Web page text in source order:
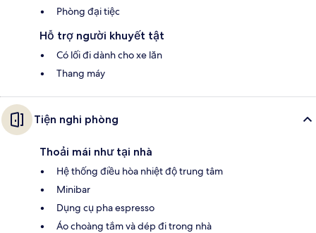
Phòng đại tiệc
Hỗ trợ người khuyết tật
Có lối đi dành cho xe lăn
Thang máy
Tiện nghi phòng
Thoải mái như tại nhà
Hệ thống điều hòa nhiệt độ trung tâm
Minibar
Dụng cụ pha espresso
Áo choàng tắm và dép đi trong nhà